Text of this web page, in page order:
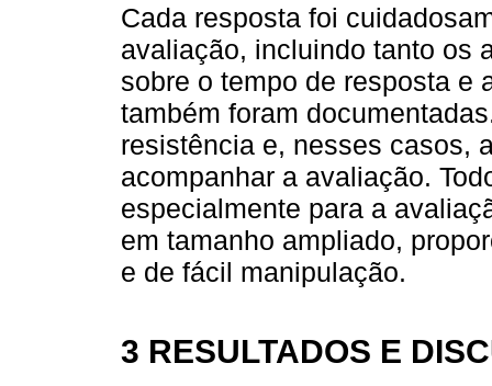
Cada resposta foi
avaliação, incluindo tanto os
sobre o tempo de resposta e
também foram
resistência e, nesses casos,
acompanhar a avaliação.
especialmente para a
em tamanho ampliado,
e de fácil manipulação.
3 RESULTADOS E